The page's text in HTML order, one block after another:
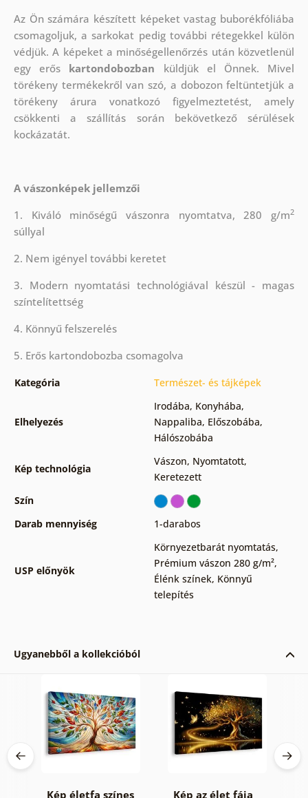
Az Ön számára készített képeket vastag buborékfóliába
csomagoljuk, a sarkokat pedig további rétegekkel külön
védjük.A képeket a minőségellenőrzés után közvetlenül
egy erős kartondobozban küldjük el Önnek. Mivel
törékeny termékekről van szó, a dobozon feltüntetjük a
törékeny árura vonatkozó figyelmeztetést, amely
csökkenti a szállítás során bekövetkező sérülések
kockázatát.
A vászonképek jellemzői
1. Kiváló minőségű vászonra nyomtatva, 280 g/m2
súllyal
2. Nem igényel további keretet
3. Modern nyomtatási technológiával készül - magas
színtelítettség
4. Könnyű felszerelés
5. Erős kartondobozba csomagolva
Kategória Természet- és tájképek
Elhelyezés
Irodába, Konyhába,
Nappaliba, Előszobába,
Hálószobába
Kép technológia
Vászon, Nyomtatott,
Keretezett
Szín
Darab mennyiség
1-darabos
USP előnyök
Környezetbarát nyomtatás,
Prémium vászon 280 g/m²,
Élénk színek, Könnyű
telepítés
Ugyanebből a kollekcióból
Kép életfa színes
Kép az élet fája